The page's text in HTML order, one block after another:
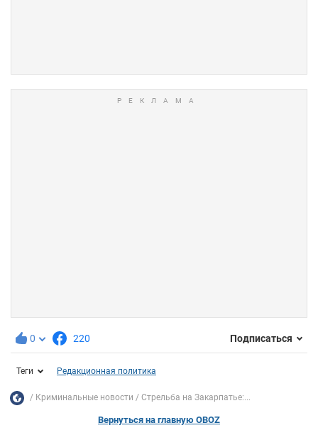
0 220 Подписаться
Теги Редакционная политика
Криминальные новости Стрельба на Закарпатье:...
Вернуться на главную OBOZ